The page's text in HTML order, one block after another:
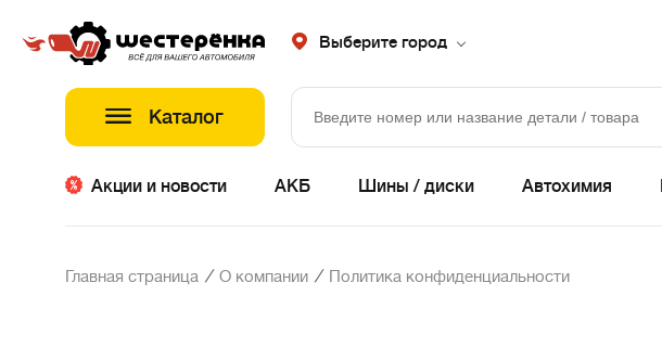
Выберите город
Каталог
Акции и новости АКБ Шины / диски Автохимия
Главная страница / О компании / Политика конфиденциальности